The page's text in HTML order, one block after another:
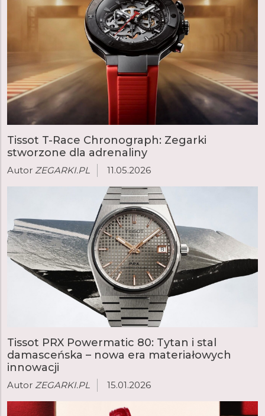
Europie.
Tissot T-Race Chronograph: Zegarki
stworzone dla adrenaliny
Autor ZEGARKI.PL 11.05.2026
Tissot PRX Powermatic 80: Tytan i stal
damasceńska – nowa era materiałowych
innowacji
Autor ZEGARKI.PL 15.01.2026